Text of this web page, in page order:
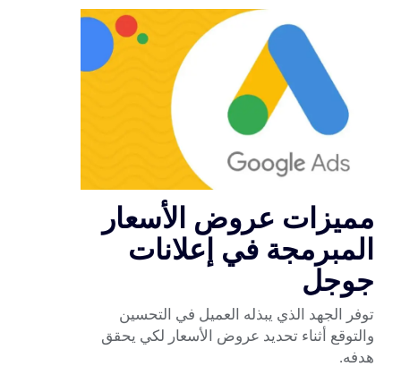
مميزات عروض الأسعار
المبرمجة في إعلانات
جوجل
توفر الجهد الذي يبذله العميل في التحسين
والتوقع أثناء تحديد عروض الأسعار لكي يحقق
هدفه.